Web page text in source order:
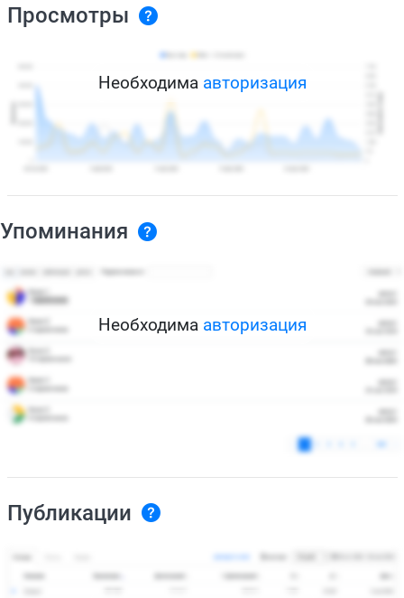
Просмотры
Необходима авторизация
Упоминания
Необходима авторизация
Публикации